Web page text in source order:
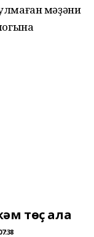
мәҙәни
төҫ ала